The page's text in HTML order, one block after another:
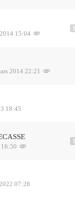
15:04
1
2014 22:21
18:45
1
07:28